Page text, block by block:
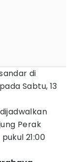
di
Sabtu, 13
Perak
21:00